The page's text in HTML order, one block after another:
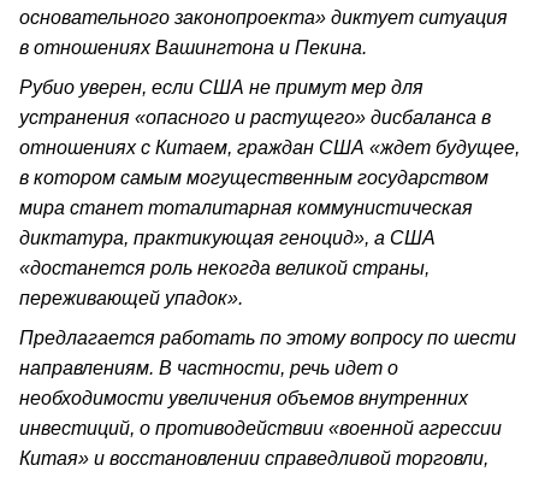
основательного законопроекта» диктует ситуация
в отношениях Вашингтона и Пекина.
Рубио уверен, если США не примут мер для
устранения «опасного и растущего» дисбаланса в
отношениях с Китаем, граждан США «ждет будущее,
в котором самым могущественным государством
мира станет тоталитарная коммунистическая
диктатура, практикующая геноцид», а США
«достанется роль некогда великой страны,
переживающей упадок».
Предлагается работать по этому вопросу по шести
направлениям. В частности, речь идет о
необходимости увеличения объемов внутренних
инвестиций, о противодействии «военной агрессии
Китая» и восстановлении справедливой торговли,